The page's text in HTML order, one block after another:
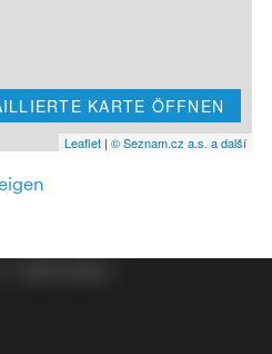
KARTE ÖFFNEN
Leaflet | © Seznam.cz a.s. a další